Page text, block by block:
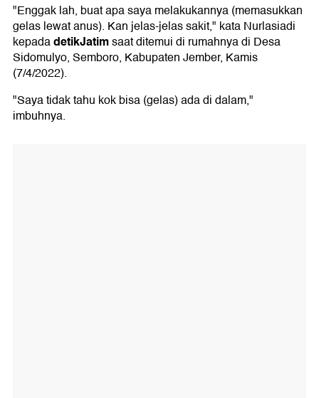
"Enggak lah, buat apa saya melakukannya (memasukkan
gelas lewat anus). Kan jelas-jelas sakit," kata Nurlasiadi
kepadadetikJatimsaat ditemui di rumahnya di Desa
Sidomulyo, Semboro, Kabupaten Jember, Kamis
(7/4/2022).
"Saya tidak tahu kok bisa (gelas) ada di dalam,"
imbuhnya.